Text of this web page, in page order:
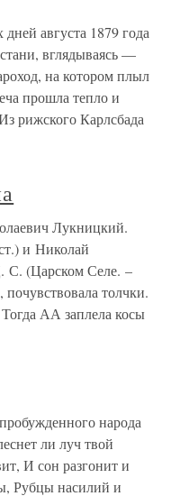
августа 1879 года
вглядываясь —
на котором плыл
прошла тепло и
рижского Карлсбада
Лукницкий.
и Николай
С. (Царском Селе. –
толчки.
АА заплела косы
народа
ли луч твой
И сон разгонит и
Рубцы насилий и